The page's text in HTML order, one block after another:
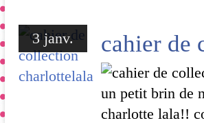
3 janv. cahier de
un petit brin de
charlotte lala!!